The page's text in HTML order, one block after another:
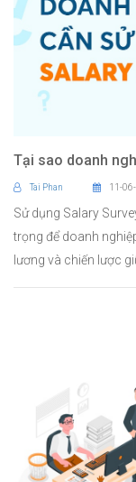
Tại sao doanh
Tai Phan 11-
Sử dụng Salary
trọng để doanh
lương và chiến lược